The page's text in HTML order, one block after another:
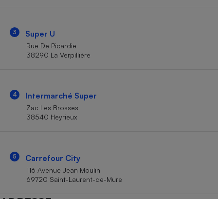
3 Super U
Rue De Picardie
38290 La Verpillière
4 Intermarché Super
Zac Les Brosses
38540 Heyrieux
5 Carrefour City
116 Avenue Jean Moulin
69720 Saint-Laurent-de-Mure